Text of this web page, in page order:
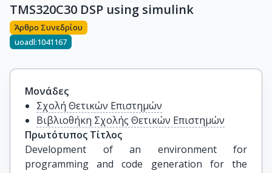
TMS320C30 DSP using simulink
Άρθρο Συνεδρίου
uoadl:1041167
Μονάδες
Σχολή Θετικών Επιστημών
Βιβλιοθήκη Σχολής Θετικών Επιστημών
Πρωτότυπος Τίτλος
Development of an environment for
programming and code generation for the